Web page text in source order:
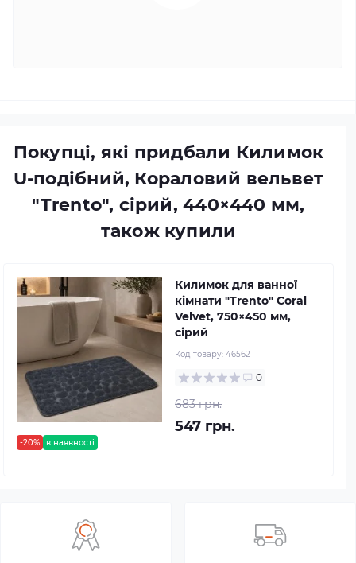
Покупці, які придбали Килимок
U-подібний, Кораловий вельвет
"Trento", сірий, 440×440 мм,
також купили
-20% в наявності
Килимок для ванної
кімнати "Trento" Coral
Velvet, 750×450 мм,
сірий
Код товару: 46562
0
683 грн.
547 грн.